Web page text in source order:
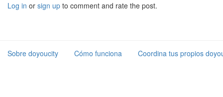
Log in or sign up to comment and rate the post.
Sobre doyoucity Cómo funciona Coordina tus propios